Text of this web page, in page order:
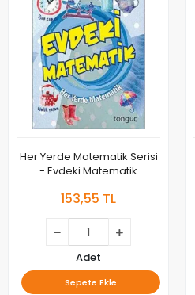
Her Yerde Matematik Serisi
- Evdeki Matematik
153,55 TL
Adet
Sepete Ekle